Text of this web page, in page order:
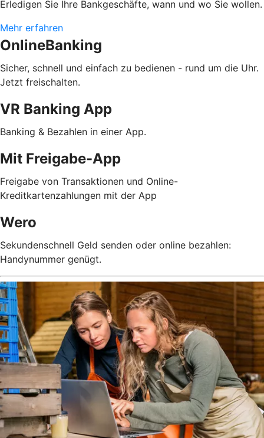
Erledigen Sie Ihre Bankgeschäfte, wann und wo Sie wollen.
Mehr erfahren
OnlineBanking
Sicher, schnell und einfach zu bedienen - rund um die Uhr.
Jetzt freischalten.
VR Banking App
Banking & Bezahlen in einer App.
Mit Freigabe-App
Freigabe von Transaktionen und Online-
Kreditkartenzahlungen mit der App
Wero
Sekundenschnell Geld senden oder online bezahlen:
Handynummer genügt.